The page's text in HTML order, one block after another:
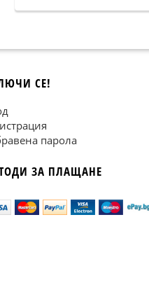
СЕ!
парола
ЗА ПЛАЩАНЕ